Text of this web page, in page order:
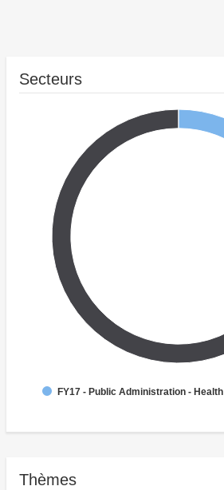
Secteurs
FY17 - Public Administration - Health
Thèmes